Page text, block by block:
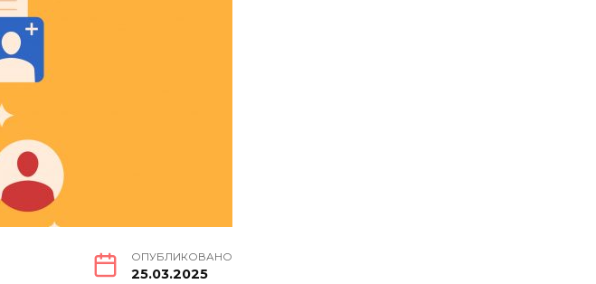
ОПУБЛИКОВАНО
25.03.2025